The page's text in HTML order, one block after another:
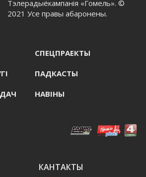
Тэлерадыёкампанія «Гомель». ©
2021 Усе правы абаронены.
СПЕЦПРАЕКТЫ
ПАДКАСТЫ
НАВIНЫ
КАНТАКТЫ